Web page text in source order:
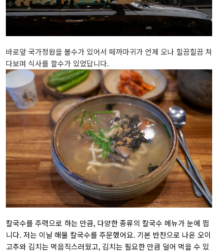
바로앞 국가정원을 볼수가 있어서 떼까마귀가 언제 오나 힐끔힐끔 쳐
다보며 식사를 할수가 있었답니다.
칼국수를 주력으로 하는 만큼, 다양한 종류의 칼국수 메뉴가 눈에 띕
니다. 저는 이날 해물 칼국수를 주문했어요. 기본 반찬으로 나온 오이
고추와 김치는 먹음직스러웠고, 김치는 필요한 만큼 덜어 먹을 수 있